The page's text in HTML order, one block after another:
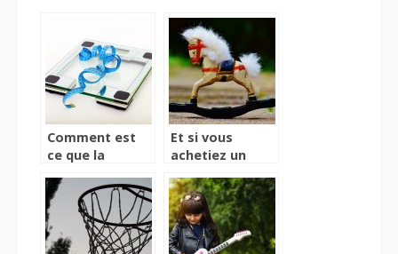
Comment est
ce que la
connectée
change notre
vision de la
santé ?
Et si vous
achetiez un
pour votre
enfant ?